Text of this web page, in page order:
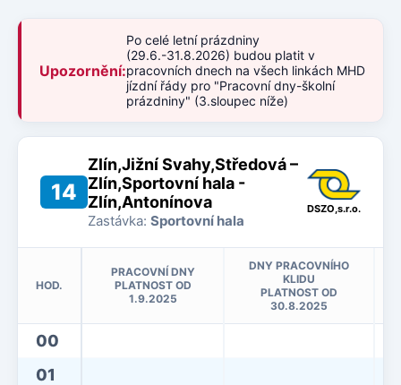
Upozornění:
Po celé letní prázdniny
(29.6.-31.8.2026) budou platit v
pracovních dnech na všech linkách MHD
jízdní řády pro "Pracovní dny-školní
prázdniny" (3.sloupec níže)
14
Zlín,Jižní Svahy,Středová –
Zlín,Sportovní hala -
Zlín,Antonínova
Zastávka: Sportovní hala
DSZO,s.r.o.
HOD.
PRACOVNÍ DNY
PLATNOST OD
1.9.2025
DNY PRACOVNÍHO
KLIDU
PLATNOST OD
30.8.2025
00
01